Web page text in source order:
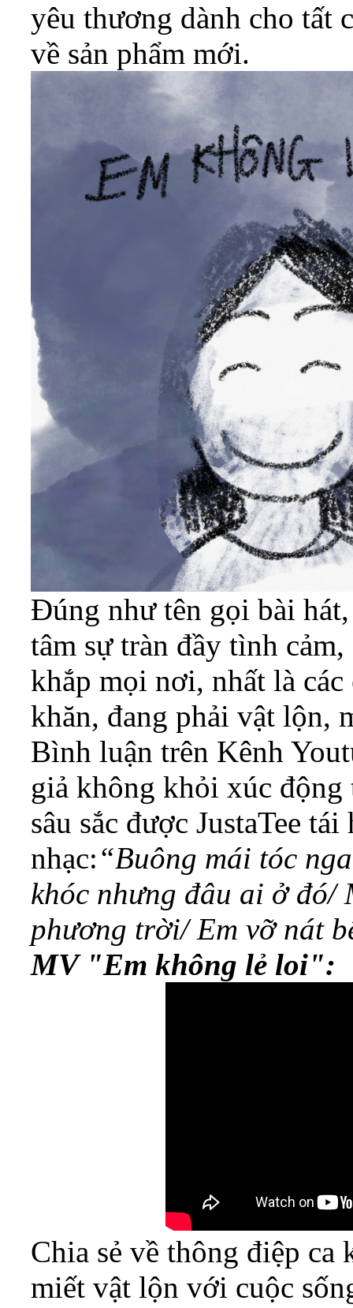
yêu thương dành cho tất
về sản phẩm mới.
Đúng như tên gọi bài hát,
tâm sự tràn đầy tình
khắp mọi nơi, nhất là
khăn, đang phải vật lộn,
Bình luận trên Kênh
giả không khỏi xúc
sâu sắc được JustaTee
nhạc:“Buông mái tóc
khóc nhưng đâu ai ở đó/
phương trời/ Em vỡ nát
MV "Em không lẻ loi":
Chia sẻ về thông điệp ca
miết vật lộn với cuộc